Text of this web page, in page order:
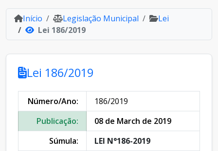
Início Legislação Municipal
Lei
Lei 186/2019
Lei 186/2019
Número/Ano:
186/2019
Publicação:
08 de March de 2019
Súmula:
LEI N°186-2019